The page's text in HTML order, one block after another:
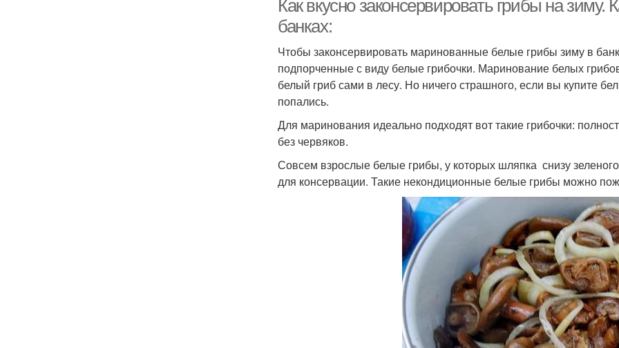
Как вкусно законсервировать грибы на
банках:
Чтобы законсервировать маринованные белые грибы зиму в
подпорченные с виду белые грибочки. Маринование белых
белый гриб сами в лесу. Но ничего страшного, если вы купите
попались.
Для маринования идеально подходят вот такие грибочки:
без червяков.
Совсем взрослые белые грибы, у которых шляпка снизу
для консервации. Такие некондиционные белые грибы можно